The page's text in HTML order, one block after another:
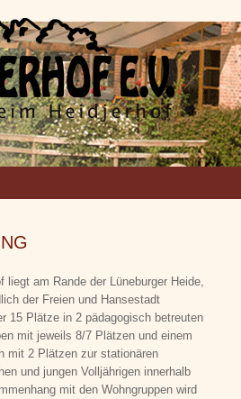
liegt am Rande der Lüneburger Heide,
der Freien und Hansestadt
15 Plätze in 2 pädagogisch betreuten
mit jeweils 8/7 Plätzen und einem
mit 2 Plätzen zur stationären
und jungen Volljährigen innerhalb
mit den Wohngruppen wird